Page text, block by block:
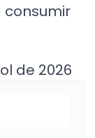
de 2026